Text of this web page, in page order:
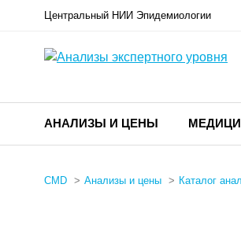
Центральный НИИ Эпидемиологии
АНАЛИЗЫ И ЦЕНЫ
CMD Анализы и цены Каталог